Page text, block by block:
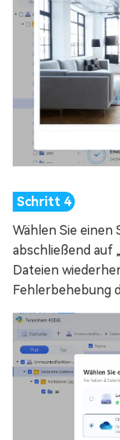
Wählen Sie einen
abschließend auf
Dateien
Fehlerbehebung